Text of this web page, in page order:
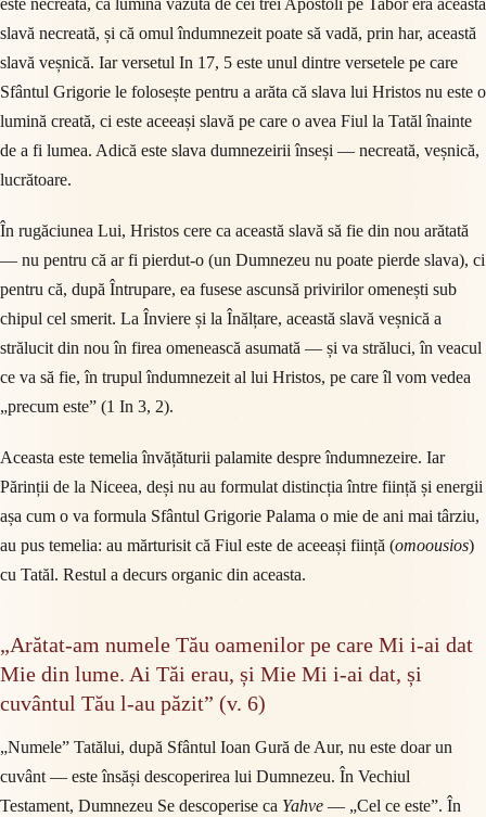
slavă necreată, și că omul îndumnezeit poate să vadă, prin har, această
slavă veșnică. Iar versetul In 17, 5 este unul dintre versetele pe care
Sfântul Grigorie le folosește pentru a arăta că slava lui Hristos nu este o
lumină creată, ci este aceeași slavă pe care o avea Fiul la Tatăl înainte
de a fi lumea. Adică este slava dumnezeirii înseși — necreată, veșnică,
lucrătoare.
În rugăciunea Lui, Hristos cere ca această slavă să fie din nou arătată
— nu pentru că ar fi pierdut-o (un Dumnezeu nu poate pierde slava), ci
pentru că, după Întrupare, ea fusese ascunsă privirilor omenești sub
chipul cel smerit. La Înviere și la Înălțare, această slavă veșnică a
strălucit din nou în firea omenească asumată — și va străluci, în veacul
ce va să fie, în trupul îndumnezeit al lui Hristos, pe care îl vom vedea
„precum este” (1 In 3, 2).
Aceasta este temelia învățăturii palamite despre îndumnezeire. Iar
Părinții de la Niceea, deși nu au formulat distincția între ființă și energii
așa cum o va formula Sfântul Grigorie Palama o mie de ani mai târziu,
au pus temelia: au mărturisit că Fiul este de aceeași ființă (omoousios)
cu Tatăl. Restul a decurs organic din aceasta.
„Arătat-am numele Tău oamenilor pe care Mi i-ai dat
Mie din lume. Ai Tăi erau, și Mie Mi i-ai dat, și
cuvântul Tău l-au păzit” (v. 6)
„Numele” Tatălui, după Sfântul Ioan Gură de Aur, nu este doar un
cuvânt — este însăși descoperirea lui Dumnezeu. În Vechiul
Testament, Dumnezeu Se descoperise ca Yahve — „Cel ce este”. În